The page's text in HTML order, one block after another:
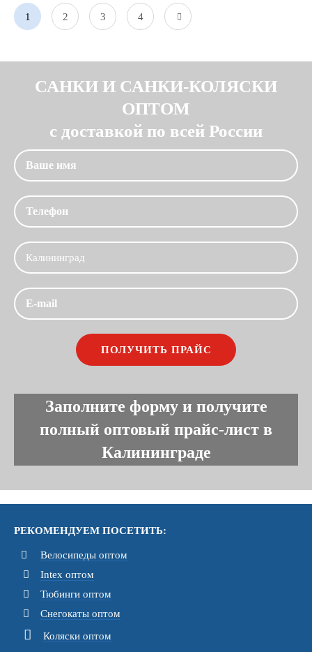
1 2 3 4
САНКИ И САНКИ-КОЛЯСКИ
ОПТОМ
с доставкой по всей России
Заполните форму и получите
полный оптовый прайс-лист в
Калининграде
РЕКОМЕНДУЕМ ПОСЕТИТЬ:
Велосипеды оптом
Intex оптом
Тюбинги оптом
Снегокаты оптом
Коляски оптом